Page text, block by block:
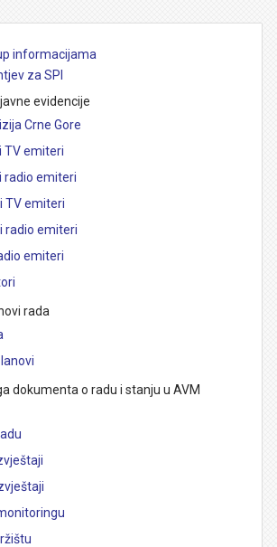
informacijama
za SPI
evidencije
Crne Gore
TV emiteri
radio emiteri
TV emiteri
radio emiteri
emiteri
rada
dokumenta o radu i stanju u AVM